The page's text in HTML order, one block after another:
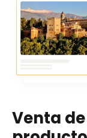
Venta